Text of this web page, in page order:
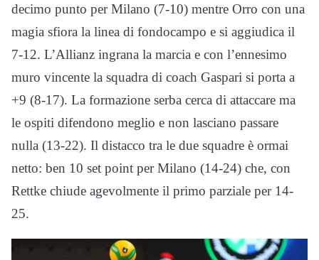
decimo punto per Milano (7-10) mentre Orro con una
magia sfiora la linea di fondocampo e si aggiudica il
7-12. L’Allianz ingrana la marcia e con l’ennesimo
muro vincente la squadra di coach Gaspari si porta a
+9 (8-17). La formazione serba cerca di attaccare ma
le ospiti difendono meglio e non lasciano passare
nulla (13-22). Il distacco tra le due squadre è ormai
netto: ben 10 set point per Milano (14-24) che, con
Rettke chiude agevolmente il primo parziale per 14-
25.